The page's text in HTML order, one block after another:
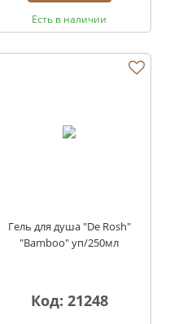
Есть в наличии
Гель для душа "De Rosh"
"Bamboo" уп/250мл
Код: 21248